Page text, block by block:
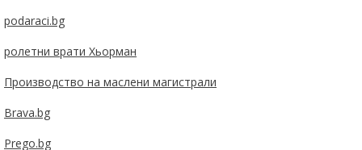
podaraci.bg
ролетни врати Хьорман
Производство на маслени магистрали
Brava.bg
Prego.bg